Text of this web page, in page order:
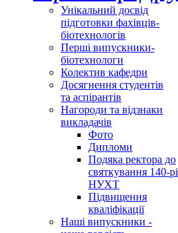
Унікальний досвід
підготовки фахівців-
біотехнологів
Перші випускники-
біотехнологи
Колектив кафедри
Досягнення студентів
та аспірантів
Нагороди та відзнаки
викладачів
Фото
Дипломи
Подяка ректора до
святкування 140-
НУХТ
Підвищення
кваліфікації
Наші випускники -